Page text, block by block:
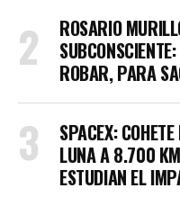
ROSARIO
ROBAR, PARA
SPACEX:
LUNA A 8.700
ESTUDIAN EL